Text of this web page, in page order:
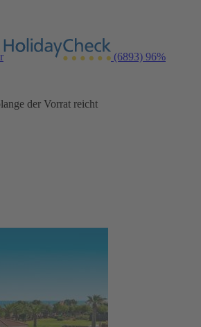
(6893) 96%
der Vorrat reicht